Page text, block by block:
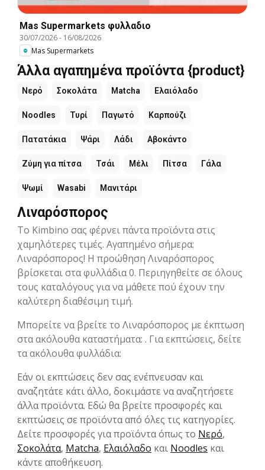
Mas Supermarkets φυλλαδιο
30/07/2026- 16/08/2026
Mas Supermarkets
Άλλα αγαπημένα προϊόντα {product}
Νερό Σοκολάτα Matcha Ελαιόλαδο
Noodles Τυρί Παγωτό Καρπούζι
Πατατάκια Ψάρι Λάδι Αβοκάντο
Ζύμη για πίτσα Τσάι Μέλι Πίτσα Γάλα
Ψωμί Wasabi Μανιτάρι
Λιναρόσπορος
Το Kimbino σας φέρνει πάντα προϊόντα στις
χαμηλότερες τιμές. Αγαπημένο σήμερα:
Λιναρόσπορος! Η προώθηση Λιναρόσπορος
βρίσκεται στα φυλλάδια 0. Περιηγηθείτε σε όλους
τους καταλόγους για να μάθετε πού έχουν την
καλύτερη διαθέσιμη τιμή.
Μπορείτε να βρείτε το Λιναρόσπορος με έκπτωση
στα ακόλουθα καταστήματα: . Για εκπτώσεις, δείτε
τα ακόλουθα φυλλάδια:
Εάν οι εκπτώσεις δεν σας ενέπνευσαν και
αναζητάτε κάτι άλλο, δοκιμάστε να αναζητήσετε
άλλα προϊόντα. Εδώ θα βρείτε προσφορές και
εκπτώσεις σε προϊόντα από όλες τις κατηγορίες.
Δείτε προσφορές για προϊόντα όπως το Νερό,
Σοκολάτα, Matcha, Ελαιόλαδο και Noodles και
κάντε αποθήκευση.